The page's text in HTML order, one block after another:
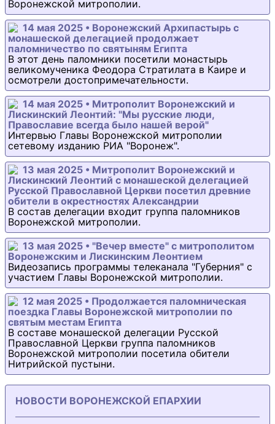
Воронежской митрополии.
14 мая 2025 • Воронежский Архипастырь с
монашеской делегацией продолжает
паломничество по святыням Египта
В этот день паломники посетили монастырь
великомученика Феодора Стратилата в Каире и
осмотрели достопримечательности.
14 мая 2025 • Митрополит Воронежский и
Лискинский Леонтий: "Мы русские люди,
Православие всегда было нашей верой"
Интервью Главы Воронежской митрополии
сетевому изданию РИА "Воронеж".
13 мая 2025 • Митрополит Воронежский и
Лискинский Леонтий с монашеской делегацией
Русской Православной Церкви посетил древние
обители в окрестностях Александрии
В состав делегации входит группа паломников
Воронежской митрополии.
13 мая 2025 • "Вечер вместе" с митрополитом
Воронежским и Лискинским Леонтием
Видеозапись программы телеканала "Губерния" с
участием Главы Воронежской митрополии.
12 мая 2025 • Продолжается паломническая
поездка Главы Воронежской митрополии по
святым местам Египта
В составе монашеской делегации Русской
Православной Церкви группа паломников
Воронежской митрополии посетила обители
Нитрийской пустыни.
НОВОСТИ ВОРОНЕЖСКОЙ ЕПАРХИИ